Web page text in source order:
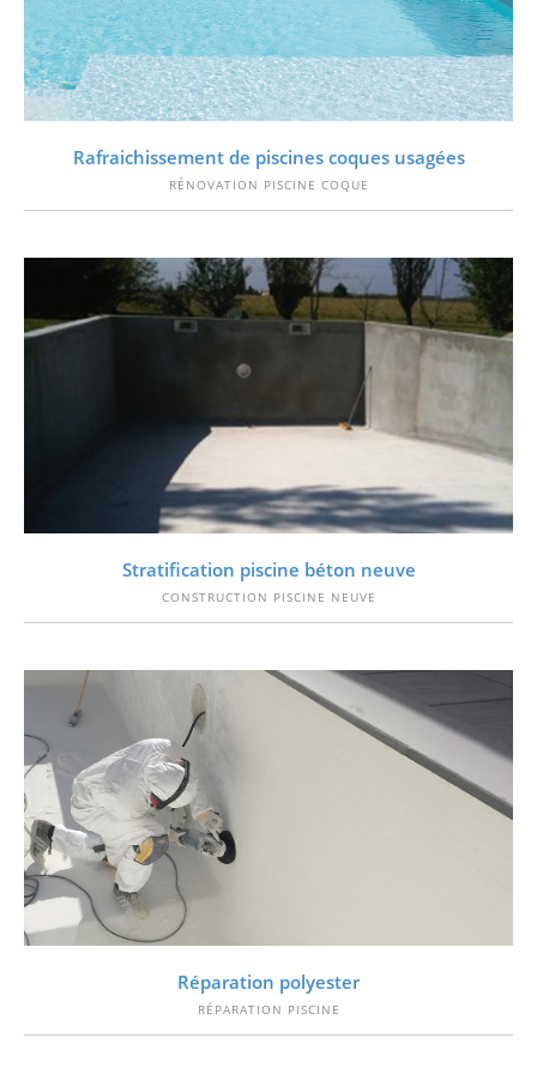
VOIR
Rafraichissement de piscines coques usagées
RÉNOVATION PISCINE COQUE
VOIR
Stratification piscine béton neuve
CONSTRUCTION PISCINE NEUVE
VOIR
Réparation polyester
RÉPARATION PISCINE